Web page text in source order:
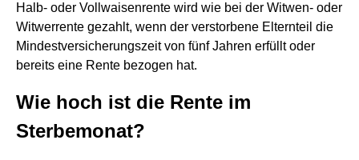
Halb- oder Vollwaisenrente wird wie bei der Witwen- oder
Witwerrente gezahlt, wenn der verstorbene Elternteil die
Mindestversicherungszeit von fünf Jahren erfüllt oder
bereits eine Rente bezogen hat.
Wie hoch ist die Rente im
Sterbemonat?